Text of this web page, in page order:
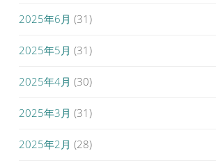
2025年6月 (31)
2025年5月 (31)
2025年4月 (30)
2025年3月 (31)
2025年2月 (28)